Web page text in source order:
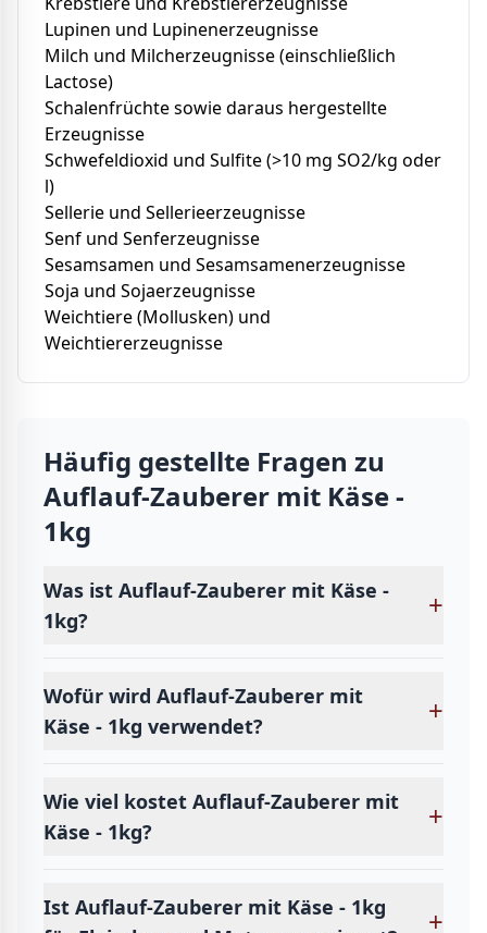
Lupinen und Lupinenerzeugnisse
Milch und Milcherzeugnisse (einschließlich
Lactose)
Schalenfrüchte sowie daraus hergestellte
Erzeugnisse
Schwefeldioxid und Sulfite (>10 mg SO2/kg oder
l)
Sellerie und Sellerieerzeugnisse
Senf und Senferzeugnisse
Sesamsamen und Sesamsamenerzeugnisse
Soja und Sojaerzeugnisse
Weichtiere (Mollusken) und
Weichtiererzeugnisse
Häufig gestellte Fragen zu
Auflauf-Zauberer mit Käse -
1kg
Was ist Auflauf-Zauberer mit Käse -
1kg?
+
Wofür wird Auflauf-Zauberer mit
Käse - 1kg verwendet?
+
Wie viel kostet Auflauf-Zauberer mit
Käse - 1kg?
+
Ist Auflauf-Zauberer mit Käse - 1kg
+